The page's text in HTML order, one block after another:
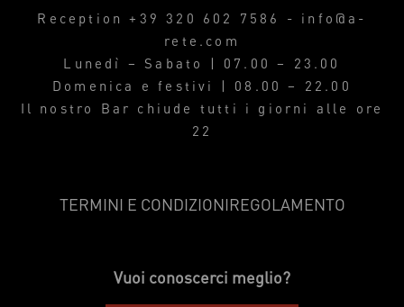
Reception+39 320 602 7586 - info@a-
rete.com
Lunedì – Sabato | 07.00 – 23.00
Domenica e festivi | 08.00 – 22.00
Il nostro Bar chiude tutti i giorni alle ore
22
TERMINI E CONDIZIONIREGOLAMENTO
Vuoi conoscerci meglio?